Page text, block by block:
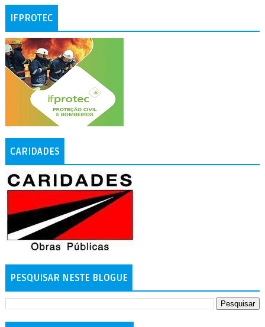
IFPROTEC
CARIDADES
PESQUISAR NESTE BLOGUE